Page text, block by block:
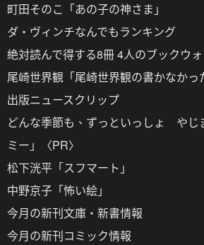
町田そのこ「あの子の神さま」
ダ・ヴィンチなんでもランキング
絶対読んで得する8冊 4人のブックウ
尾崎世界観「尾崎世界観の書かなかっ
出版ニュースクリップ
どんな季節も、ずっといっしょ やじ
ミー」〈PR〉
松下洸平「スフマート」
中野京子「怖い絵」
今月の新刊文庫・新書情報
今月の新刊コミック情報